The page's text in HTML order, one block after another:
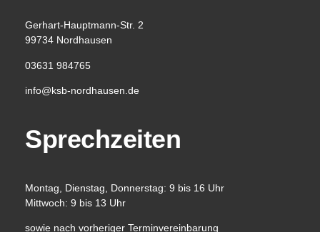
Gerhart-Hauptmann-Str. 2
99734 Nordhausen
03631 984765
info@ksb-nordhausen.de
Sprechzeiten
Montag, Dienstag, Donnerstag: 9 bis 16 Uhr
Mittwoch: 9 bis 13 Uhr
sowie nach vorheriger Terminvereinbarung